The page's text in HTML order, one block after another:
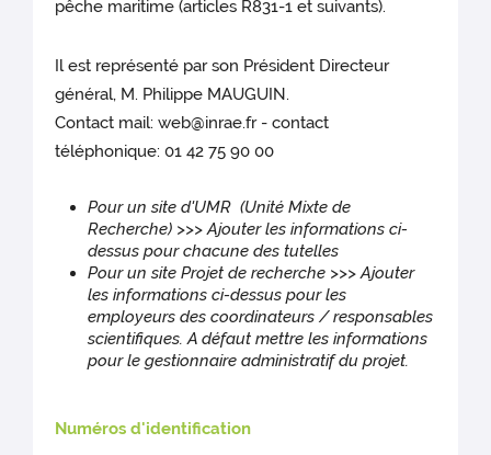
pêche maritime (articles R831-1 et suivants).
Il est représenté par son Président Directeur
général, M. Philippe MAUGUIN.
Contact mail: web@inrae.fr - contact
téléphonique: 01 42 75 90 00
Pour un site d'UMR (Unité Mixte de
Recherche) >>> Ajouter les informations ci-
dessus pour chacune des tutelles
Pour un site Projet de recherche >>> Ajouter
les informations ci-dessus pour les
employeurs des coordinateurs / responsables
scientifiques. A défaut mettre les informations
pour le gestionnaire administratif du projet.
Numéros d'identification